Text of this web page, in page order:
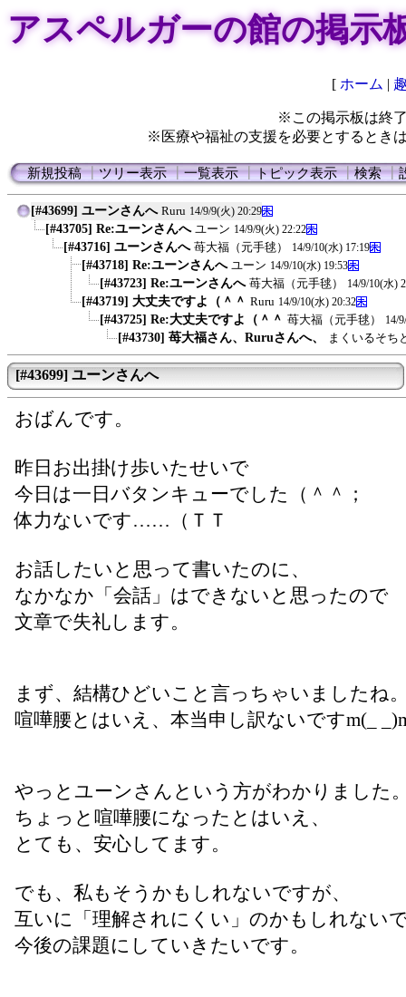
アスペルガーの館の掲示
[ ホーム |
※この掲示板は終
※医療や福祉の支援を必要とするとき
新規投稿┃ツリー表示┃一覧表示┃トピック表示┃検索┃
[#43699] ユーンさんへ Ruru 14/9/9(火) 20:29
[#43705] Re:ユーンさんへ ユーン 14/9/9(火) 22:22
[#43716] ユーンさんへ 苺大福（元手毬） 14/9/10(水) 17:19
[#43718] Re:ユーンさんへ ユーン 14/9/10(水) 19:53
[#43723] Re:ユーンさんへ 苺大福（元手毬） 14/9/10(水)
[#43719] 大丈夫ですよ（＾＾ Ruru 14/9/10(水) 20:32
[#43725] Re:大丈夫ですよ（＾＾ 苺大福（元手毬） 14/
[#43730] 苺大福さん、Ruruさんへ、 まくいるそち
[#43699] ユーンさんへ
おばんです。
昨日お出掛け歩いたせいで
今日は一日バタンキューでした（＾＾；
体力ないです……（ＴＴ
お話したいと思って書いたのに、
なかなか「会話」はできないと思ったので
文章で失礼します。
まず、結構ひどいこと言っちゃいましたね
喧嘩腰とはいえ、本当申し訳ないですm(_
やっとユーンさんという方がわかりました
ちょっと喧嘩腰になったとはいえ、
とても、安心してます。
でも、私もそうかもしれないですが、
互いに「理解されにくい」のかもしれない
今後の課題にしていきたいです。